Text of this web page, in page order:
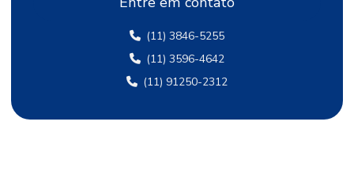
(11) 3846-5255
(11) 3596-4642
(11) 91250-2312